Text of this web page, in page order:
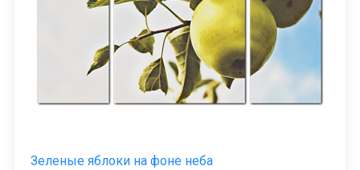
Зеленые яблоки на фоне неба